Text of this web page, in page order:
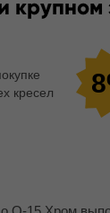
крупном
кресел